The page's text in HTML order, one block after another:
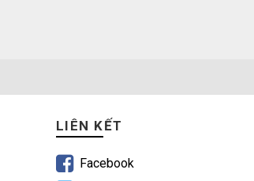
LIÊN KẾT
Facebook